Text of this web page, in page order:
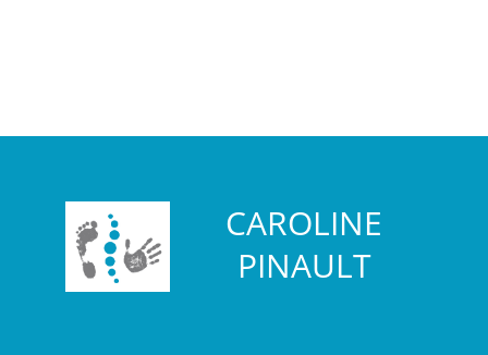
CAROLINE
PINAULT